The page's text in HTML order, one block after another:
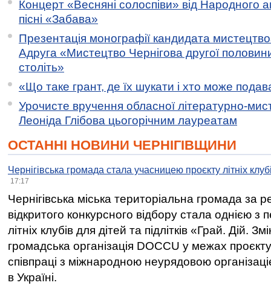
Концерт «Весняні солоспіви» від Народного
пісні «Забава»
Презентація монографії кандидата
Адруга «Мистецтво Чернігова другої
століть»
«Що таке грант, де їх шукати і хто може
Урочисте вручення обласної літературно-
Леоніда Глібова цьогорічним лауреатам
ОСТАННІ НОВИНИ ЧЕРНІГІВЩИНИ
Чернігівська громада стала учасницею проєкту літніх
17:17
Чернігівська міська територіальна громада за
відкритого конкурсного відбору стала однією
літніх клубів для дітей та підлітків «Грай. Дій.
громадська організація DOCCU у межах
співпраці з міжнародною неурядовою
в Україні.